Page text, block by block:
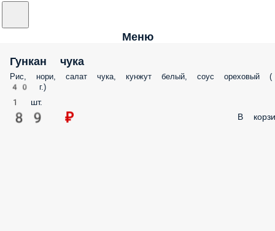
Меню
Гункан чука
Рис, нори, салат чука, кунжут белый, соус ореховый (
40 г.)
1 шт.
89 ₽ В